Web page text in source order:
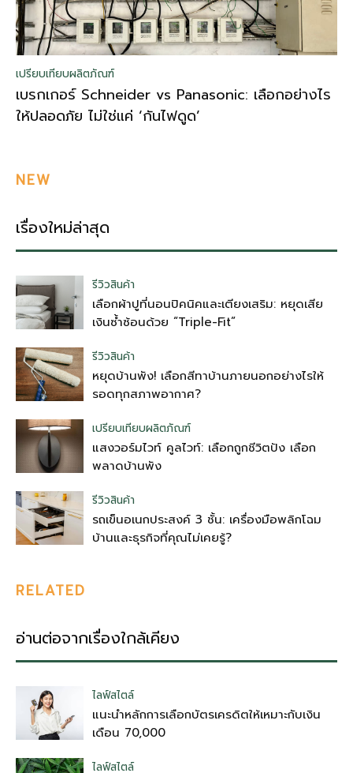
เปรียบเทียบผลิตภัณฑ์
เบรกเกอร์ Schneider vs Panasonic: เลือกอย่างไร
ให้ปลอดภัย ไม่ใช่แค่ ‘กันไฟดูด’
NEW
เรื่องใหม่ล่าสุด
รีวิวสินค้า
เลือกผ้าปูที่นอนปิคนิคและเตียงเสริม: หยุดเสีย
เงินซ้ำซ้อนด้วย “Triple-Fit”
รีวิวสินค้า
หยุดบ้านพัง! เลือกสีทาบ้านภายนอกอย่างไรให้
รอดทุกสภาพอากาศ?
เปรียบเทียบผลิตภัณฑ์
แสงวอร์มไวท์ คูลไวท์: เลือกถูกชีวิตปัง เลือก
พลาดบ้านพัง
รีวิวสินค้า
รถเข็นอเนกประสงค์ 3 ชั้น: เครื่องมือพลิกโฉม
บ้านและธุรกิจที่คุณไม่เคยรู้?
RELATED
อ่านต่อจากเรื่องใกล้เคียง
ไลฟ์สไตล์
แนะนำหลักการเลือกบัตรเครดิตให้เหมาะกับเงิน
เดือน 70,000
ไลฟ์สไตล์